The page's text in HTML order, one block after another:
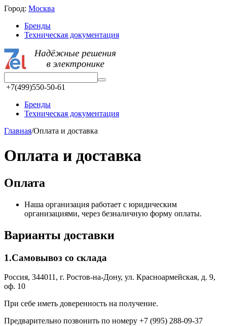
Город: Москва
Бренды
Техническая документация
+7(499)550-50-61
Бренды
Техническая документация
Главная/Оплата и доставка
Оплата и доставка
Оплата
Наша организация работает с юридическим
организациями, через безналичную форму оплаты.
Варианты доставки
1.Самовывоз со склада
Россия, 344011, г. Ростов-на-Дону, ул. Красноармейская, д. 9,
оф. 10
При себе иметь доверенность на получение.
Предварительно позвонить по номеру +7 (995) 288-09-37